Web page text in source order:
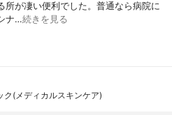
所が凄い便利でした。普通なら病院に
ナ…続きを見る
(メディカルスキンケア)